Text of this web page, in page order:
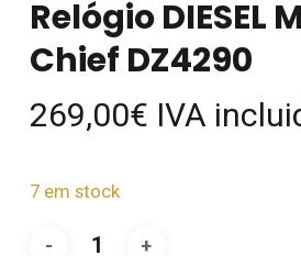
Relógio DIESEL
Chief DZ4290
269,00€ IVA
7 em stock